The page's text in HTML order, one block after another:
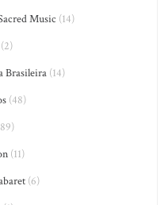
Music (14)
(2)
Brasileira(14)
(48)
(11)
(6)